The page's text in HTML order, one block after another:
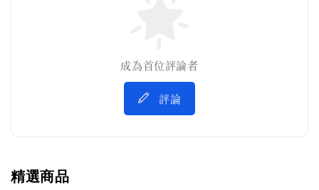
成為首位評論者
評論
精選商品